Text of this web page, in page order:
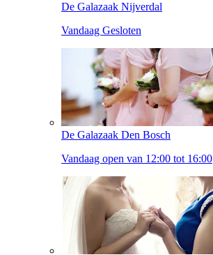
De Galazaak Nijverdal
Vandaag Gesloten
De Galazaak Den Bosch
Vandaag open van 12:00 tot 16:00